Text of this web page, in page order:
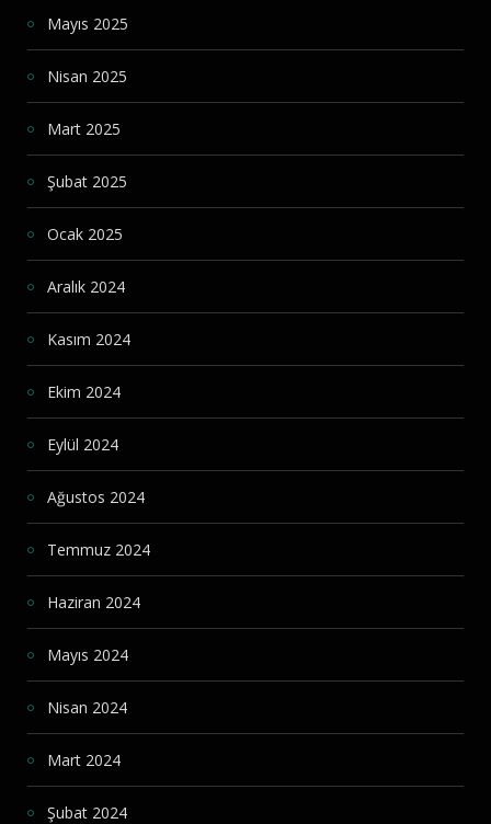
Mayıs 2025
Nisan 2025
Mart 2025
Şubat 2025
Ocak 2025
Aralık 2024
Kasım 2024
Ekim 2024
Eylül 2024
Ağustos 2024
Temmuz 2024
Haziran 2024
Mayıs 2024
Nisan 2024
Mart 2024
Şubat 2024